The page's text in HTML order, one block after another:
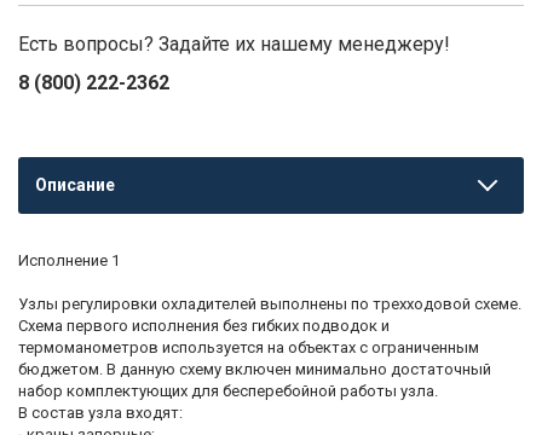
Есть вопросы? Задайте их нашему менеджеру!
8 (800) 222-2362
Описание
Исполнение 1
Узлы регулировки охладителей выполнены по трехходовой схеме.
Схема первого исполнения без гибких подводок и
термоманометров используется на объектах с ограниченным
бюджетом. В данную схему включен минимально достаточный
набор комплектующих для бесперебойной работы узла.
В состав узла входят: